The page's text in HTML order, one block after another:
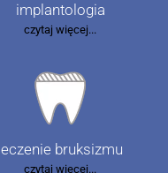
implantologia
czytaj więcej...
leczenie bruksizmu
czytaj więcej...